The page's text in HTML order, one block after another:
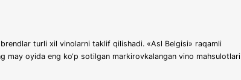
turli xil vinolarni taklif qilishadi. «Asl Belgisi» raqamli
may oyida eng ko‘p sotilgan markirovkalangan vino mahsulotlari